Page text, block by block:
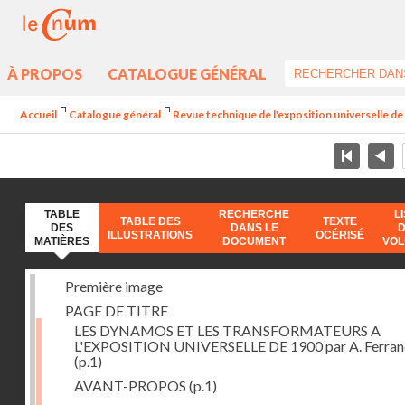
À PROPOS CATALOGUE GÉNÉRAL
Accueil Catalogue général Revue technique de l'exposition universelle
TABLE
DES
MATIÈRES
TABLE DES
ILLUSTRATIONS
RECHERCHE
DANS LE
DOCUMENT
TEXTE
OCÉRISÉ
Première image
PAGE DE TITRE
LES DYNAMOS ET LES TRANSFORMATEURS A
L'EXPOSITION UNIVERSELLE DE 1900 par A.
(p.1)
AVANT-PROPOS (p.1)